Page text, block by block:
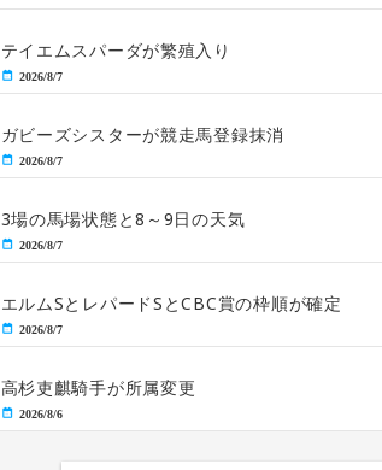
テイエムスパーダが繁殖入り
2026/8/7
ガビーズシスターが競走馬登録抹消
2026/8/7
3場の馬場状態と8～9日の天気
2026/8/7
エルムSとレパードSとCBC賞の枠順が確定
2026/8/7
高杉吏麒騎手が所属変更
2026/8/6